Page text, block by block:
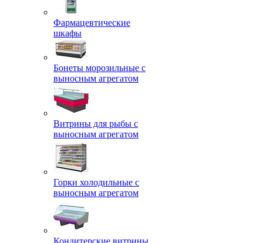
Фармацевтические
шкафы
Бонеты морозильные с
выносным агрегатом
Витрины для рыбы с
выносным агрегатом
Горки холодильные с
выносным агрегатом
Кондитерские витрины